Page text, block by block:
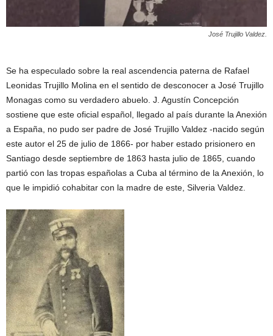
José Trujillo Valdez.
Se ha especulado sobre la real ascendencia paterna de Rafael
Leonidas Trujillo Molina en el sentido de desconocer a José Trujillo
Monagas como su verdadero abuelo. J. Agustín Concepción
sostiene que este oficial español, llegado al país durante la Anexión
a España, no pudo ser padre de José Trujillo Valdez -nacido según
este autor el 25 de julio de 1866- por haber estado prisionero en
Santiago desde septiembre de 1863 hasta julio de 1865, cuando
partió con las tropas españolas a Cuba al término de la Anexión, lo
que le impidió cohabitar con la madre de este, Silveria Valdez.